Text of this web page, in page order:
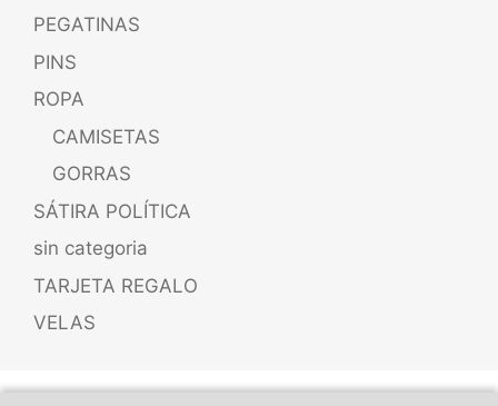
PEGATINAS
PINS
ROPA
CAMISETAS
GORRAS
SÁTIRA POLÍTICA
sin categoria
TARJETA REGALO
VELAS